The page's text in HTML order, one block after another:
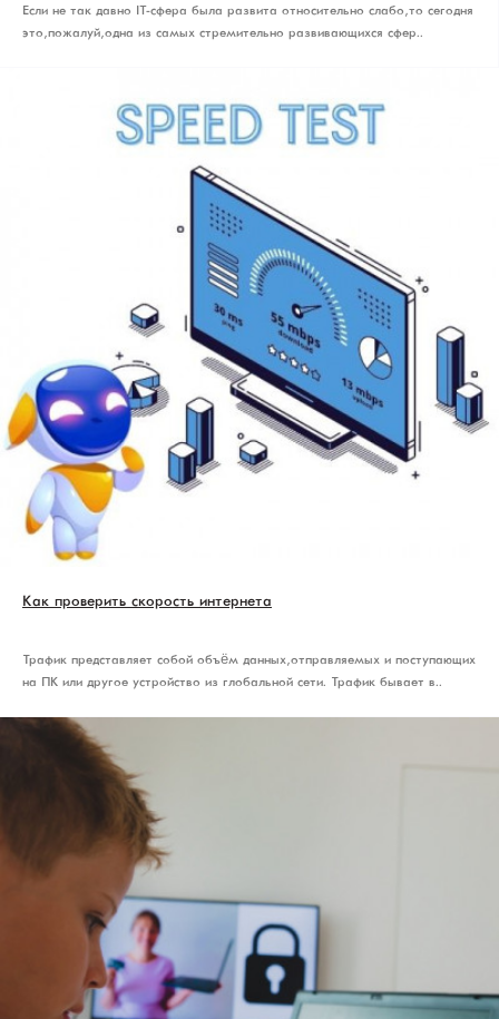
Если не так давно IT-сфера была развита относительно слабо, то сегодня
это, пожалуй, одна из самых стремительно развивающихся сфер..
Как проверить скорость интернета
Трафик представляет собой объём данных, отправляемых и поступающих
на ПК или другое устройство из глобальной сети. Трафик бывает в..